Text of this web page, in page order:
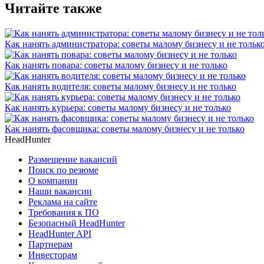
Читайте также
Как нанять администратора: советы малому бизнесу и не
Как нанять повара: советы малому бизнесу и не только
Как нанять водителя: советы малому бизнесу и не только
Как нанять курьера: советы малому бизнесу и не только
Как нанять фасовщика: советы малому бизнесу и не только
HeadHunter
Размещение вакансий
Поиск по резюме
О компании
Наши вакансии
Реклама на сайте
Требования к ПО
Безопасный HeadHunter
HeadHunter API
Партнерам
Инвесторам